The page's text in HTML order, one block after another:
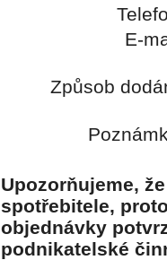
E-
Způsob
Upozorňujeme,
spotřebitele,
objednávky
podnikatelské